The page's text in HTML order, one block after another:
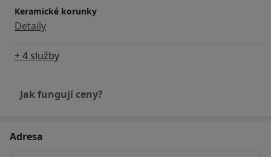
Keramické korunky
Detaily
+ 4 služby
Jak fungují ceny?
Adresa